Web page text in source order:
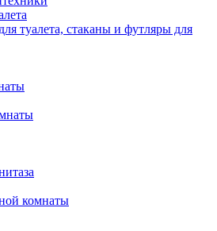
туалета, стаканы и футляры для
комнаты